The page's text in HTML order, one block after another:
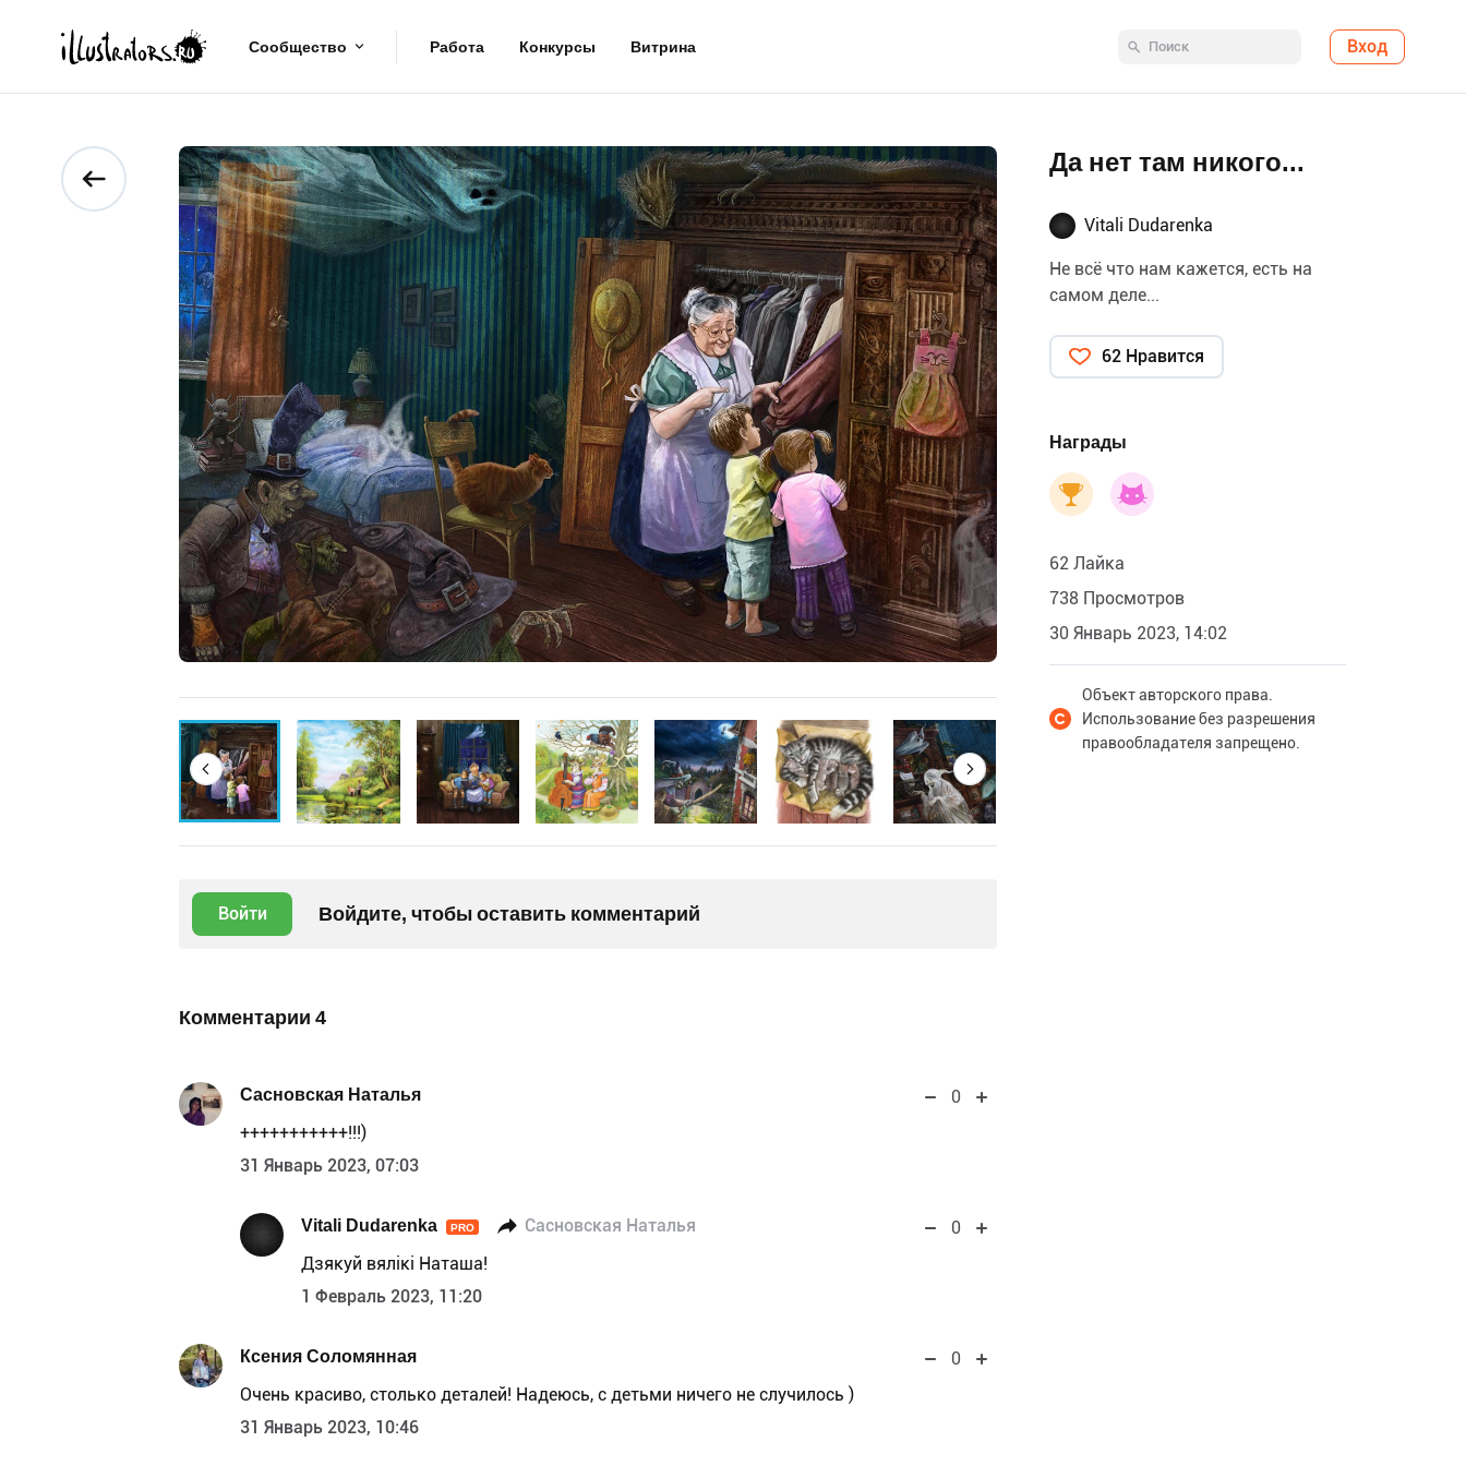
Сообщество Работа Конкурсы Витрина Вход
Войти Войдите, чтобы оставить комментарий
Комментарии 4
Сасновская Наталья
0
+++++++++++!!!)
31 Январь 2023, 07:03
Vitali Dudarenka PRO Сасновская Наталья
0
Дзякуй вялікі Наташа!
1 Февраль 2023, 11:20
Ксения Соломянная
0
Очень красиво, столько деталей! Надеюсь, с детьми ничего не случилось )
31 Январь 2023, 10:46
Да нет там никого...
Vitali Dudarenka
Не всё что нам кажется, есть на
самом деле...
62 Нравится
Награды
62 Лайка
738 Просмотров
30 Январь 2023, 14:02
Объект авторского права.
Использование без разрешения
правообладателя запрещено.